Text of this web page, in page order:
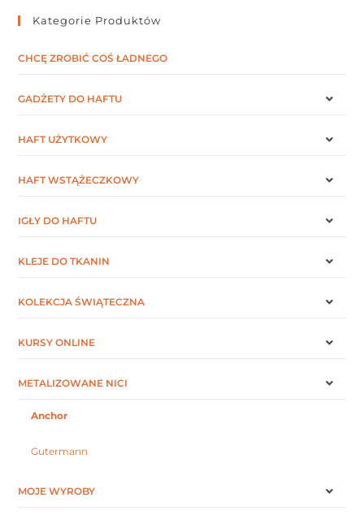
Kategorie Produktów
CHCĘ ZROBIĆ COŚ ŁADNEGO
GADŻETY DO HAFTU
HAFT UŻYTKOWY
HAFT WSTĄŻECZKOWY
IGŁY DO HAFTU
KLEJE DO TKANIN
KOLEKCJA ŚWIĄTECZNA
KURSY ONLINE
METALIZOWANE NICI
Anchor
Gutermann
MOJE WYROBY